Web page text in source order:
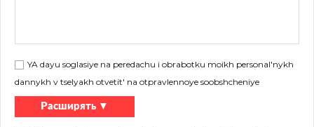
YA dayu soglasiye na peredachu i obrabotku moikh personal'nykh
dannykh v tselyakh otvetit' na otpravlennoye soobshcheniye
Расширять ▼